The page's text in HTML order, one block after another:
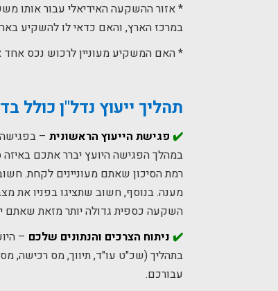
* אזור ההשקעה האידיאלי עבור אותו
במרכז הארץ, והאם כדאי לו להשקיע
* האם המשקיע מעוניין לרכוש נכס אחד
תהליך ייעוץ נדל"ן כולל
✔️ פגישת הייעוץ הראשונית –
במהלך הפגישה היועץ יברר אתכם
רמת הסיכון שאתם מעוניינים לקחת.
מענה. בנוסף, חשוב שתציגו בפניו את
השקעה כספית גדולה יותר מזאת שאתם
✔️ ניתוח הצרכים והנתונים שלכם –
בתהליך (שכ"ט עו"ד, תיווך, מס רכישה,
עבורכם.